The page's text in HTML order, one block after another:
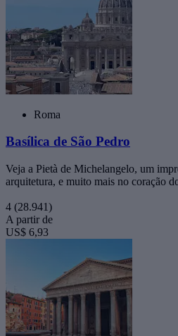
Roma
Basílica de São Pedro
Veja a Pietà de Michelangelo, um
arquitetura, e muito mais no coração
4 (28.941)
A partir de
US$ 6,93